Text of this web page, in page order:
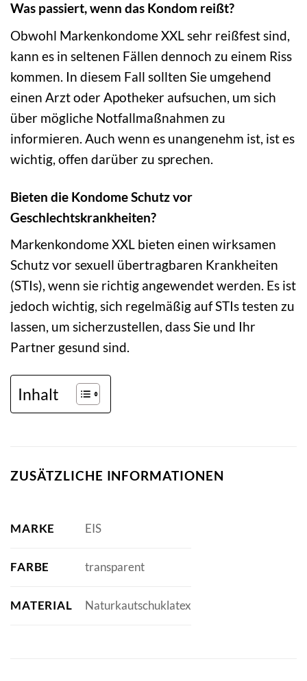
Was passiert, wenn das Kondom reißt?
Obwohl Markenkondome XXL sehr reißfest sind,
kann es in seltenen Fällen dennoch zu einem Riss
kommen. In diesem Fall sollten Sie umgehend
einen Arzt oder Apotheker aufsuchen, um sich
über mögliche Notfallmaßnahmen zu
informieren. Auch wenn es unangenehm ist, ist es
wichtig, offen darüber zu sprechen.
Bieten die Kondome Schutz vor
Geschlechtskrankheiten?
Markenkondome XXL bieten einen wirksamen
Schutz vor sexuell übertragbaren Krankheiten
(STIs), wenn sie richtig angewendet werden. Es ist
jedoch wichtig, sich regelmäßig auf STIs testen zu
lassen, um sicherzustellen, dass Sie und Ihr
Partner gesund sind.
Inhalt
ZUSÄTZLICHE INFORMATIONEN
MARKE EIS
FARBE transparent
MATERIAL Naturkautschuklatex